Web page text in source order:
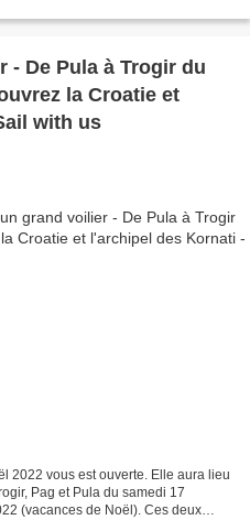
- De Pula à Trogir du
la Croatie et
with us
2022 vous est ouverte. Elle aura lieu
Pag et Pula du samedi 17
(vacances de Noël). Ces deux